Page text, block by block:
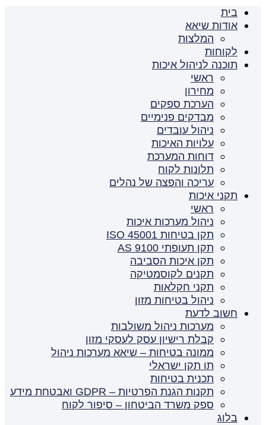
בית
אודות שיאא
המלצות
לקוחות
תוכנה לניהול איכות
ראשי
מחירון
הערכת ספקים
מבדקים פנימיים
ניהול עובדים
עלויות האיכות
דוחות המערכת
תלונות לקוח
עריכה והפצה של נהלים
תקני איכות
ראשי
ניהול מערכות איכות
תקן בטיחות ISO 45001
תקן תעופתי AS 9100
תקן איכות הסביבה
תקנים לקוסמטיקה
תקני חקלאות
ניהול בטיחות מזון
חשוב לדעת
מערכות ניהול משולבות
קבלת רישיון עסק לעסקי מזון
ממונה בטיחות – שיאא מערכות ניהול
תו תקן ישראלי
תכנית בטיחות
תקנות הגנת הפרטיות – GDPR ואבטחת מידע
ספק משרד הביטחון – סיפור לקוח
בלוג